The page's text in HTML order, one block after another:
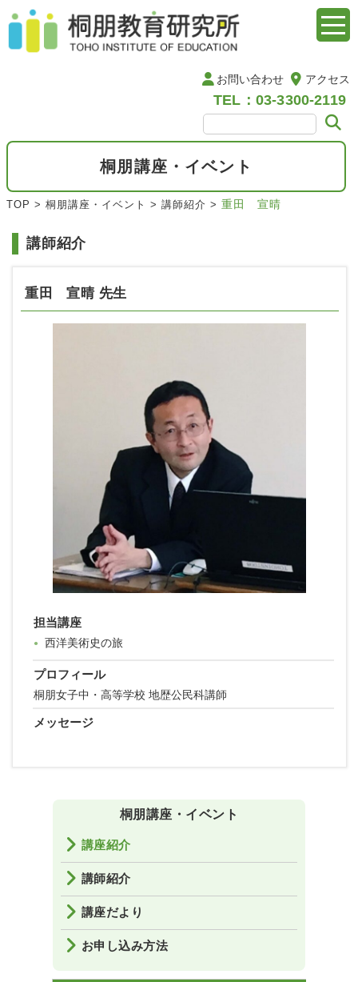
お問い合わせ アクセス
TEL：03-3300-2119
桐朋講座・イベント
TOP > 桐朋講座・イベント > 講師紹介 > 重田 宣晴
講師紹介
重田 宣晴 先生
担当講座
● 西洋美術史の旅
プロフィール
桐朋女子中・高等学校 地歴公民科講師
メッセージ
桐朋講座・イベント
講座紹介
講師紹介
講座だより
お申し込み方法